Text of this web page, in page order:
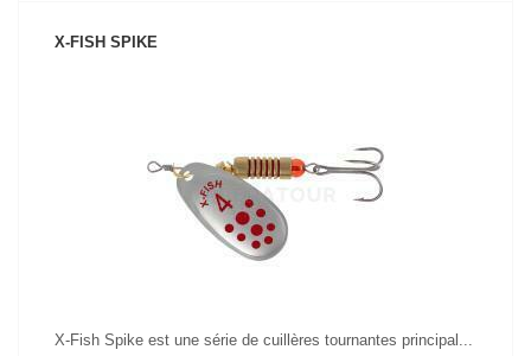
X-FISH SPIKE
VOIR LE PRODUIT
X-Fish Spike est une série de cuillères tournantes principal...